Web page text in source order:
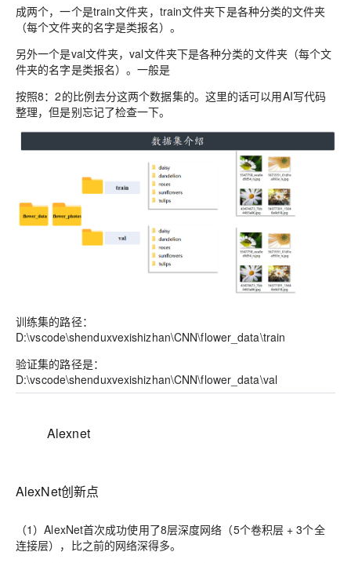
成两个，一个是train文件夹，train文件夹下是各种分类的文件夹
（每个文件夹的名字是类报名）。
另外一个是val文件夹，val文件夹下是各种分类的文件夹（每个文
件夹的名字是类报名）。一般是
按照8：2的比例去分这两个数据集的。这里的话可以用AI写代码
整理，但是别忘记了检查一下。
训练集的路径：
D:\vscode\shenduxvexishizhan\CNN\flower_data\train
验证集的路径是：
D:\vscode\shenduxvexishizhan\CNN\flower_data\val
Alexnet
AlexNet创新点
（1）AlexNet首次成功使用了8层深度网络（5个卷积层 + 3个全
连接层），比之前的网络深得多。